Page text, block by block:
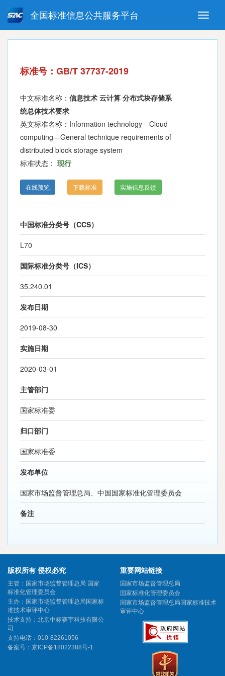
Toggle
全国标准信息公共服务平台
强制性国家标准 推荐性国家标准
指导性技术文件 (National standards in foreign
标准号：GB/T 37737-2019
中文标准名称： 信息技术 云计算 分布式块存储系
统总体技术要求
英文标准名称：Information technology—Cloud
computing—General technique requirements of
distributed block storage system
标准状态： 现行
在线预览 下载标准 实施信息反馈
中国标准分类号（CCS）
L70
国际标准分类号（ICS）
35.240.01
发布日期
2019-08-30
实施日期
2020-03-01
主管部门
国家标准委
归口部门
国家标准委
发布单位
国家市场监督管理总局、中国国家标准化管理委员会
备注
版权所有 侵权必究
主管：国家市场监督管理总局 国家
标准化管理委员会
主办：国家市场监督管理总局国家标
准技术审评中心
技术支持：北京中标赛宇科技有限公
司
支持电话：010-82261056
备案号： 京ICP备18022388号-1
重要网站链接
国家市场监督管理总局
国家标准化管理委员会
国家市场监督管理总局国家标准技术
审评中心